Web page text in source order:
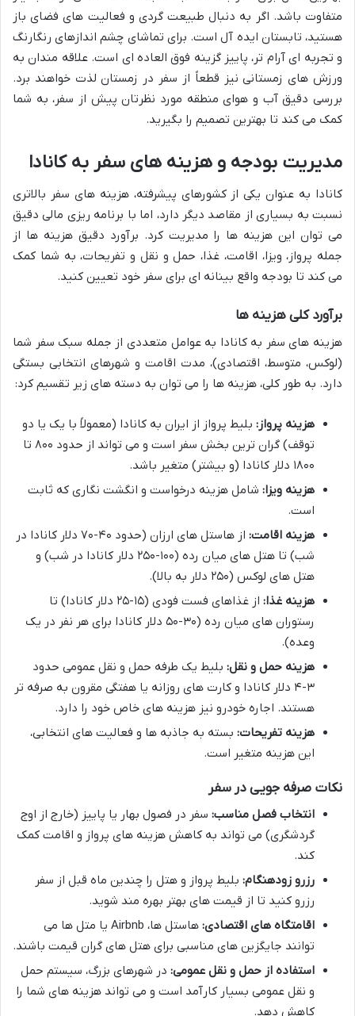
متفاوت باشد. اگر به دنبال طبیعت گردی و فعالیت های فضای باز
هستید، تابستان ایده آل است. برای تماشای چشم اندازهای رنگارنگ
و تجربه ای آرام تر، پاییز گزینه فوق العاده ای است. علاقه مندان به
ورزش های زمستانی نیز قطعاً از سفر در زمستان لذت خواهند برد.
بررسی دقیق آب و هوای منطقه مورد نظرتان پیش از سفر، به شما
کمک می کند تا بهترین تصمیم را بگیرید.
مدیریت بودجه و هزینه های سفر به کانادا
کانادا به عنوان یکی از کشورهای پیشرفته، هزینه های سفر بالاتری
نسبت به بسیاری از مقاصد دیگر دارد، اما با برنامه ریزی مالی دقیق
می توان این هزینه ها را مدیریت کرد. برآورد دقیق هزینه ها از
جمله پرواز، ویزا، اقامت، غذا، حمل و نقل و تفریحات، به شما کمک
می کند تا بودجه واقع بینانه ای برای سفر خود تعیین کنید.
برآورد کلی هزینه ها
هزینه های سفر به کانادا به عوامل متعددی از جمله سبک سفر شما
(لوکس، متوسط، اقتصادی)، مدت اقامت و شهرهای انتخابی بستگی
دارد. به طور کلی، هزینه ها را می توان به دسته های زیر تقسیم کرد:
هزینه پرواز: بلیط پرواز از ایران به کانادا (معمولاً با یک یا دو
توقف) گران ترین بخش سفر است و می تواند از حدود ۸۰۰ تا
۱۸۰۰ دلار کانادا (و بیشتر) متغیر باشد.
هزینه ویزا: شامل هزینه درخواست و انگشت نگاری که ثابت
است.
هزینه اقامت:
از هاستل های ارزان (حدود ۴۰-۷۰ دلار کانادا در
شب) تا هتل های میان رده (۱۰۰-۲۵۰ دلار کانادا در شب) و
هتل های لوکس (۲۵۰ دلار به بالا).
هزینه غذا:
از غذاهای فست فودی (۱۵-۲۵ دلار کانادا) تا
رستوران های میان رده (۳۰-۵۰ دلار کانادا برای هر نفر در یک
وعده).
هزینه حمل و نقل: بلیط یک طرفه حمل و نقل عمومی حدود
۳-۴ دلار کانادا و کارت های روزانه یا هفتگی مقرون به صرفه تر
هستند. اجاره خودرو نیز هزینه های خاص خود را دارد.
هزینه تفریحات: بسته به جاذبه ها و فعالیت های انتخابی،
این هزینه متغیر است.
نکات صرفه جویی در سفر
انتخاب فصل مناسب: سفر در فصول بهار یا پاییز (خارج از اوج
گردشگری) می تواند به کاهش هزینه های پرواز و اقامت کمک
کند.
رزرو زودهنگام: بلیط پرواز و هتل را چندین ماه قبل از سفر
رزرو کنید تا از قیمت های بهتر بهره مند شوید.
اقامتگاه های اقتصادی:
هاستل ها، Airbnb یا متل ها می
توانند جایگزین های مناسبی برای هتل های گران قیمت باشند.
استفاده از حمل و نقل عمومی: در شهرهای بزرگ، سیستم حمل
و نقل عمومی بسیار کارآمد است و می تواند هزینه های شما را
کاهش دهد.